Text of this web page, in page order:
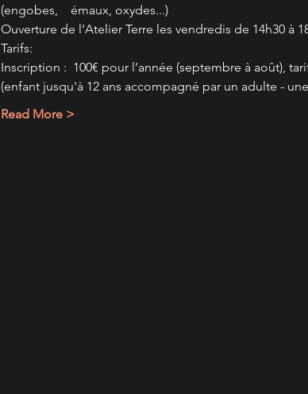
(engobes,    émaux, oxydes...)
Ouverture de l’Atelier Terre les vendredis de 14h30 à
Tarifs:
Inscription :  100€ pour l’année (septembre à août),
(enfant jusqu'à 12 ans accompagné par un adulte -
Read More >